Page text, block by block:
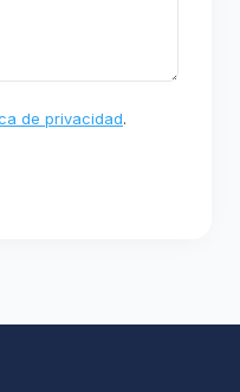
de privacidad.